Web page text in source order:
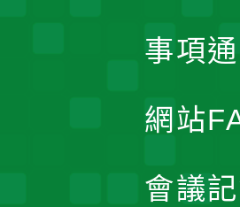
事項
網站
會議